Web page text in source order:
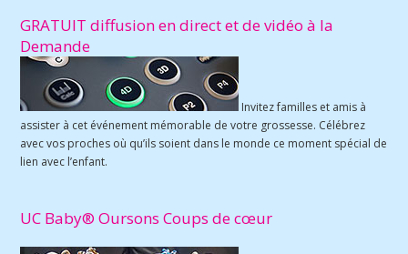
GRATUIT diffusion en direct et de vidéo à la
Demande
Invitez familles et amis à
assister à cet événement mémorable de votre grossesse. Célébrez
avec vos proches où qu’ils soient dans le monde ce moment spécial de
lien avec l’enfant.
UC Baby® Oursons Coups de cœur